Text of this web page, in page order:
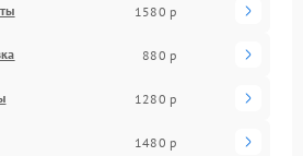
1580 р
880 р
1280 р
1480 р